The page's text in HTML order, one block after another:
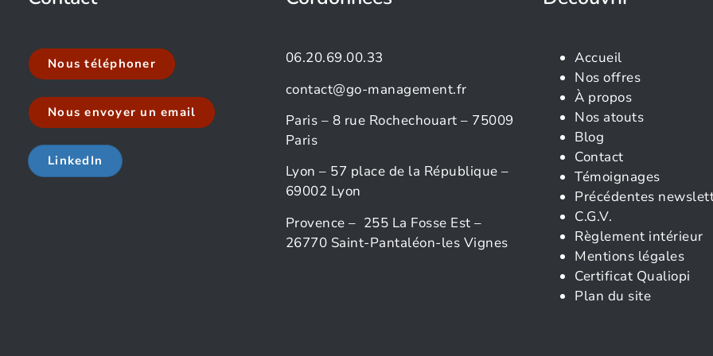
Nous téléphoner
Nous envoyer un email
LinkedIn
06.20.69.00.33
contact@go-management.fr
Paris – 8 rue Rochechouart – 75009
Paris
Lyon – 57 place de la République –
69002 Lyon
Provence – 255 La Fosse Est –
26770 Saint-Pantaléon-les Vignes
Accueil
Nos offres
À propos
Nos atouts
Blog
Contact
Témoignages
Précédentes
C.G.V.
Règlement intérieur
Mentions légales
Certificat Qualiopi
Plan du site